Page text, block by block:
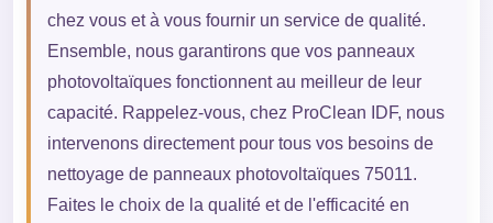
chez vous et à vous fournir un service de qualité.
Ensemble, nous garantirons que vos panneaux
photovoltaïques fonctionnent au meilleur de leur
capacité. Rappelez-vous, chez ProClean IDF, nous
intervenons directement pour tous vos besoins de
nettoyage de panneaux photovoltaïques 75011.
Faites le choix de la qualité et de l'efficacité en